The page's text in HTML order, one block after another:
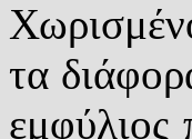
τα
εμφύλιος